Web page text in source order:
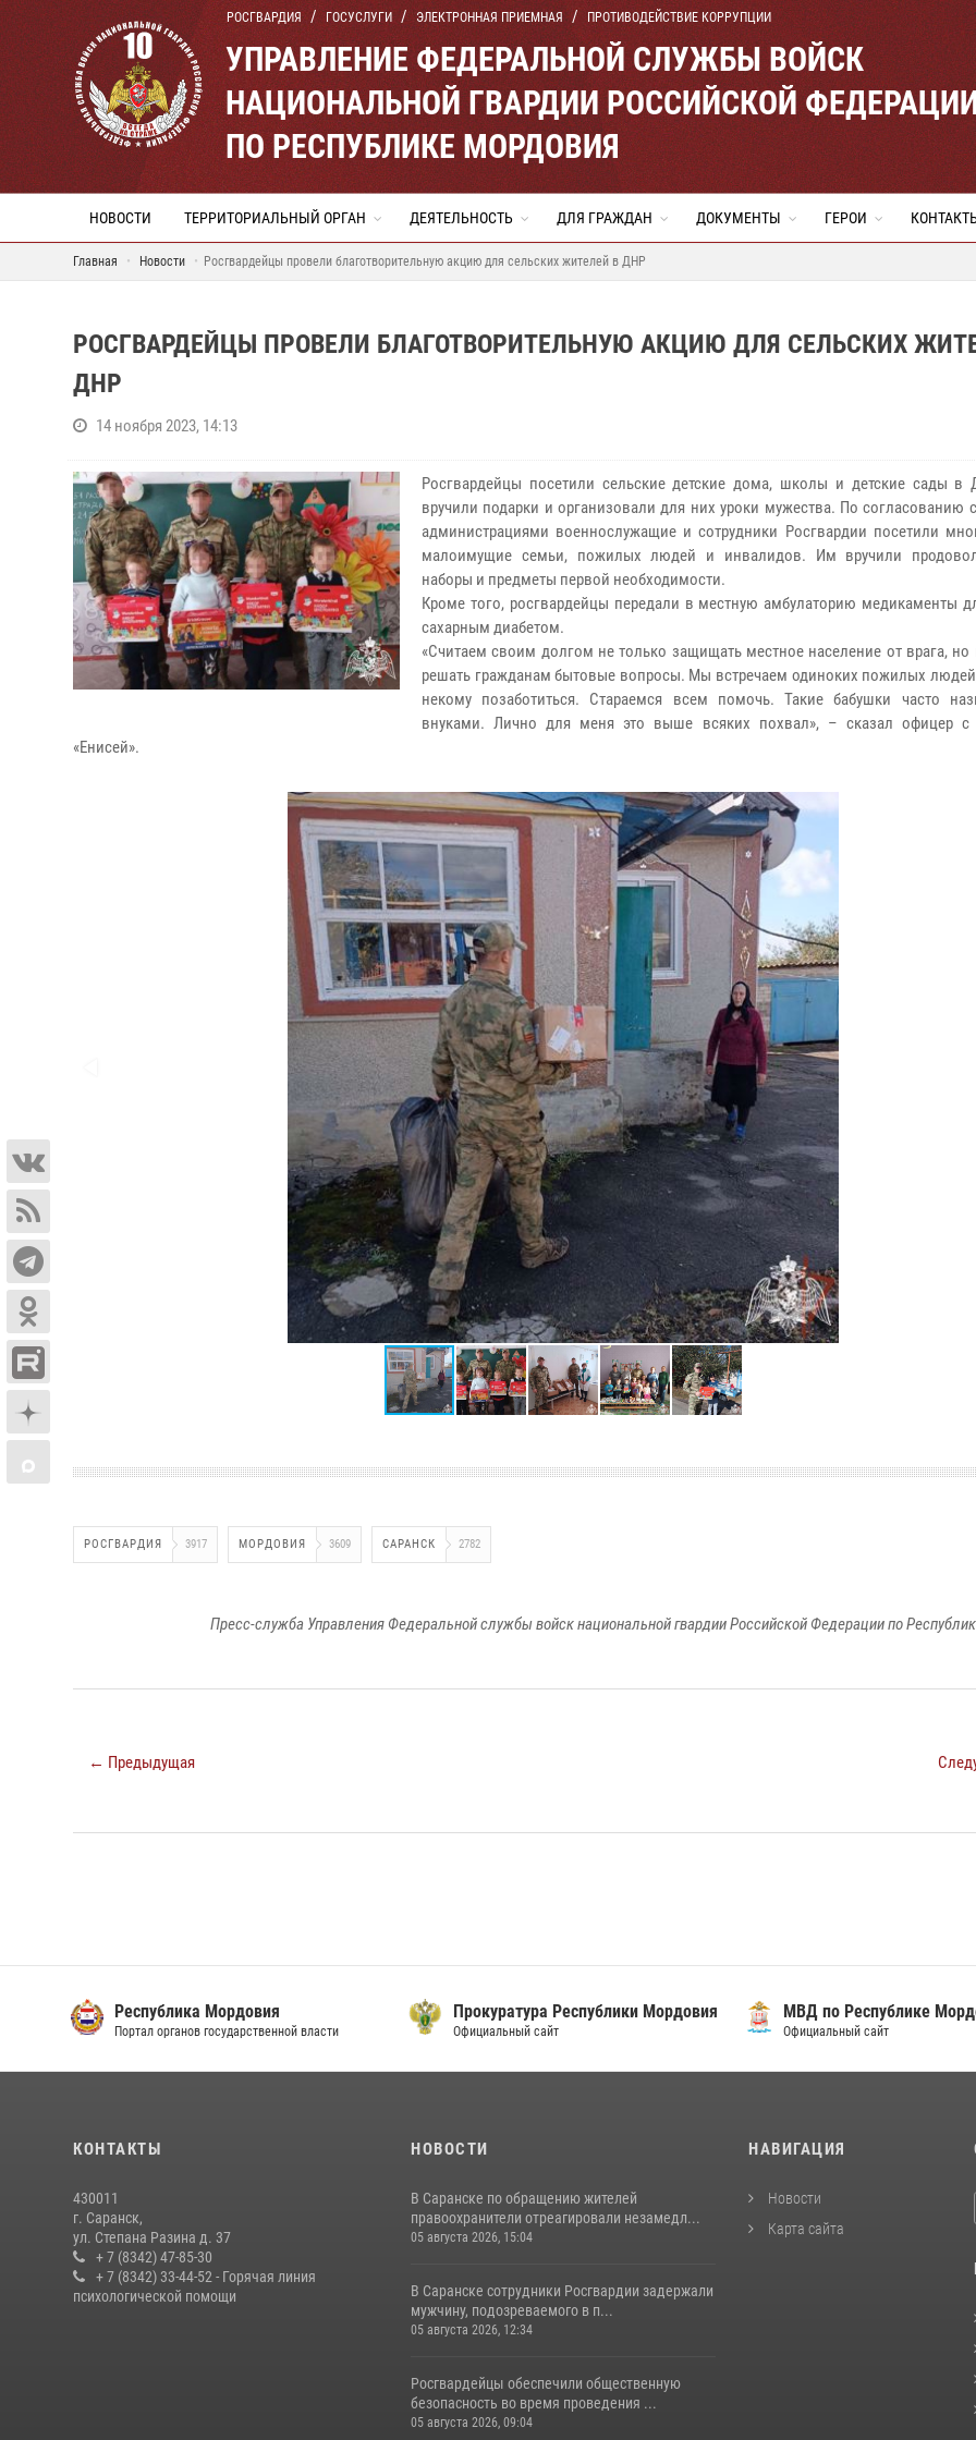
РОСГВАРДИЯ ГОСУСЛУГИ ЭЛЕКТРОННАЯ ПРИЕМНАЯ ПРОТИВОДЕЙСТВИЕ КОРРУПЦИИ
УПРАВЛЕНИЕ ФЕДЕРАЛЬНОЙ СЛУЖБЫ ВОЙСК
НАЦИОНАЛЬНОЙ ГВАРДИИ РОССИЙСКОЙ
ПО РЕСПУБЛИКЕ МОРДОВИЯ
НОВОСТИ ТЕРРИТОРИАЛЬНЫЙ ОРГАН ДЕЯТЕЛЬНОСТЬ ДЛЯ ГРАЖДАН ДОКУМЕНТЫ ГЕРОИ
Главная Новости Росгвардейцы провели благотворительную акцию для сельских жителей в ДНР
РОСГВАРДЕЙЦЫ ПРОВЕЛИ БЛАГОТВОРИТЕЛЬНУЮ АКЦИЮ ДЛЯ СЕЛЬСКИХ
ДНР
14 ноября 2023, 14:13
Росгвардейцы посетили сельские детские дома, школы и детские сады в
вручили подарки и организовали для них уроки мужества. По согласованию
администрациями военнослужащие и сотрудники Росгвардии посетили
малоимущие семьи, пожилых людей и инвалидов. Им вручили
наборы и предметы первой необходимости.
Кроме того, росгвардейцы передали в местную амбулаторию медикаменты
сахарным диабетом.
«Считаем своим долгом не только защищать местное население от врага, но
решать гражданам бытовые вопросы. Мы встречаем одиноких пожилых
некому позаботиться. Стараемся всем помочь. Такие бабушки часто
внуками. Лично для меня это выше всяких похвал», – сказал офицер
«Енисей».
РОСГВАРДИЯ 3917 МОРДОВИЯ 3609 САРАНСК 2782
Пресс-служба Управления Федеральной службы войск национальной гвардии Российской Федерации по
← Предыдущая
Республика Мордовия
Портал органов государственной власти
Прокуратура Республики Мордовия
Официальный сайт
МВД по Республике
Официальный сайт
КОНТАКТЫ
430011
г. Саранск,
ул. Степана Разина д. 37
+ 7 (8342) 47-85-30
+ 7 (8342) 33-44-52 - Горячая линия
психологической помощи
НОВОСТИ
В Саранске по обращению жителей
правоохранители отреагировали незамедл...
05 августа 2026, 15:04
В Саранске сотрудники Росгвардии задержали
мужчину, подозреваемого в п...
05 августа 2026, 12:34
Росгвардейцы обеспечили общественную
безопасность во время проведения ...
05 августа 2026, 09:04
НАВИГАЦИЯ
Новости
Карта сайта